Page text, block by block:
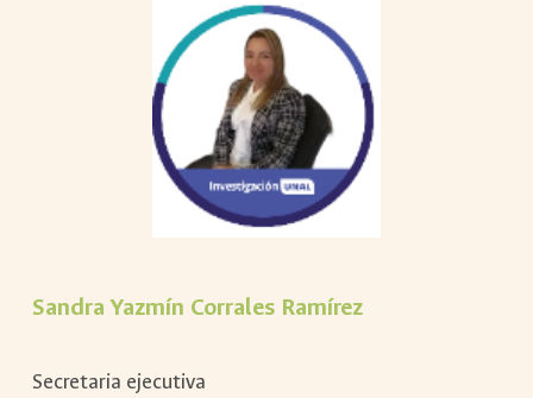
Sandra Yazmín Corrales Ramírez
Secretaria ejecutiva